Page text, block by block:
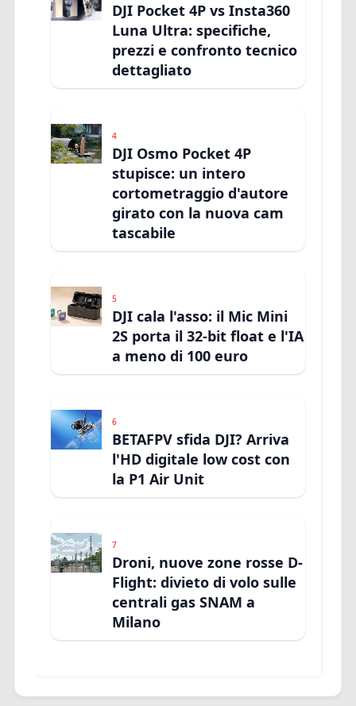
DJI Pocket 4P vs Insta360
Luna Ultra: specifiche,
prezzi e confronto tecnico
dettagliato
4
DJI Osmo Pocket 4P
stupisce: un intero
cortometraggio d'autore
girato con la nuova cam
tascabile
5
DJI cala l'asso: il Mic Mini
2S porta il 32-bit float e l'IA
a meno di 100 euro
6
BETAFPV sfida DJI? Arriva
l'HD digitale low cost con
la P1 Air Unit
7
Droni, nuove zone rosse D-
Flight: divieto di volo sulle
centrali gas SNAM a
Milano